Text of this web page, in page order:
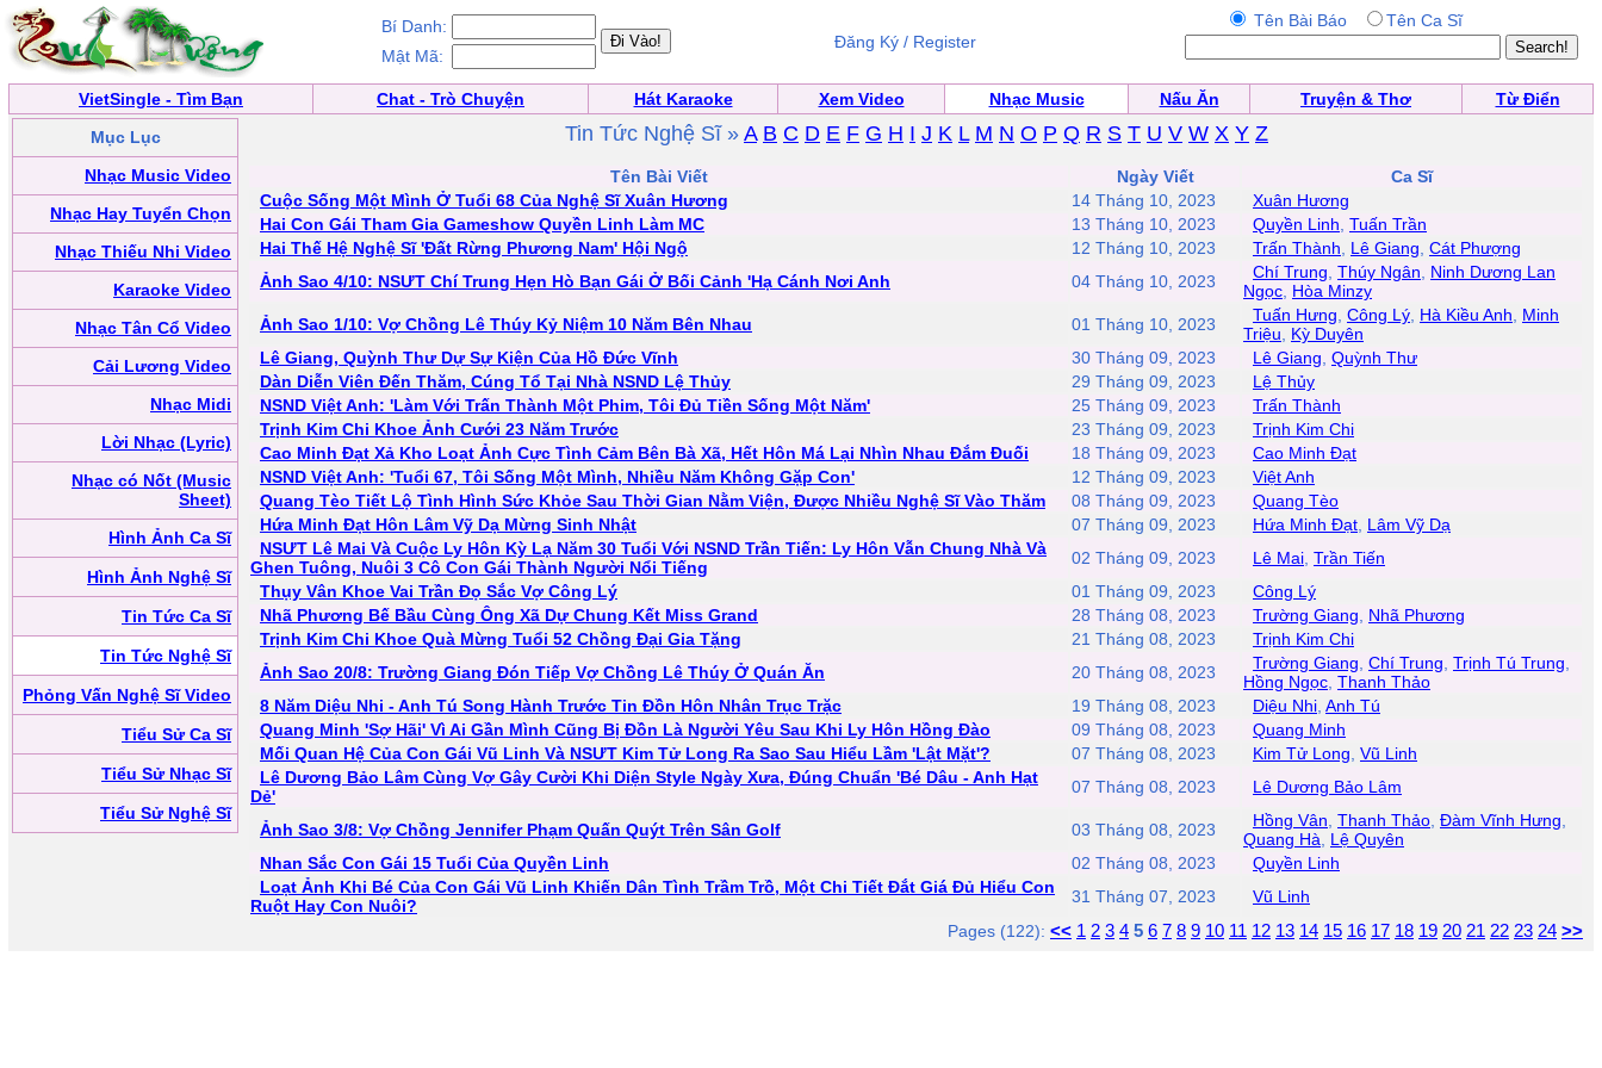
Bí Danh:
Mật Mã:
Đăng Ký / Register
Tên Bài Báo Tên Ca Sĩ
VietSingle - Tìm Bạn Chat - Trò Chuyện Hát Karaoke Xem Video Nhạc Music Nấu Ăn Truyện & Thơ
Từ Điển
Mục Lục
Nhạc Music Video
Nhạc Hay Tuyển Chọn
Nhạc Thiếu Nhi Video
Karaoke Video
Nhạc Tân Cổ Video
Cải Lương Video
Nhạc Midi
Lời Nhạc (Lyric)
Nhạc có Nốt (Music
Sheet)
Hình Ảnh Ca Sĩ
Hình Ảnh Nghệ Sĩ
Tin Tức Ca Sĩ
Tin Tức Nghệ Sĩ
Phỏng Vấn Nghệ Sĩ Video
Tiểu Sử Ca Sĩ
Tiểu Sử Nhạc Sĩ
Tiểu Sử Nghệ Sĩ
Tin Tức Nghệ Sĩ » A B C D E F G H I J K L M N O P Q R S T U V W X Y Z
Tên Bài Viết Ngày Viết
Ca Sĩ
Cuộc Sống Một Mình Ở Tuổi 68 Của Nghệ Sĩ Xuân Hương
14 Tháng 10, 2023
Xuân Hương
Hai Con Gái Tham Gia Gameshow Quyền Linh Làm MC
13 Tháng 10, 2023 Quyền Linh Tuấn Trần
Hai Thế Hệ Nghệ Sĩ 'Đất Rừng Phương Nam' Hội Ngộ
12 Tháng 10, 2023 Trấn Thành Lê Giang Cát Phượng
Ảnh Sao 4/10: NSƯT Chí Trung Hẹn Hò Bạn Gái Ở Bối Cảnh 'Hạ Cánh Nơi Anh
04 Tháng 10, 2023 Chí Trung Thúy Ngân
Ninh Dương Lan
Ngọc Hòa Minzy
Ảnh Sao 1/10: Vợ Chồng Lê Thúy Kỷ Niệm 10 Năm Bên Nhau
01 Tháng 10, 2023 Tuấn Hưng Công Lý Hà Kiều Anh
Minh
Triệu
Kỳ Duyên
Lê Giang, Quỳnh Thư Dự Sự Kiện Của Hồ Đức Vĩnh
30 Tháng 09, 2023 Lê Giang Quỳnh Thư
Dàn Diễn Viên Đến Thăm, Cúng Tổ Tại Nhà NSND Lệ Thủy
29 Tháng 09, 2023
Lệ Thủy
NSND Việt Anh: 'Làm Với Trấn Thành Một Phim, Tôi Đủ Tiền Sống Một Năm'
25 Tháng 09, 2023
Trấn Thành
Trịnh Kim Chi Khoe Ảnh Cưới 23 Năm Trước
23 Tháng 09, 2023
Trịnh Kim Chi
Cao Minh Đạt Xả Kho Loạt Ảnh Cực Tình Cảm Bên Bà Xã, Hết Hôn Má Lại Nhìn Nhau Đắm Đuối
18 Tháng 09, 2023
Cao Minh Đạt
NSND Việt Anh: 'Tuổi 67, Tôi Sống Một Mình, Nhiều Năm Không Gặp Con'
12 Tháng 09, 2023
Việt Anh
Quang Tèo Tiết Lộ Tình Hình Sức Khỏe Sau Thời Gian Nằm Viện, Được Nhiều Nghệ Sĩ Vào Thăm
08 Tháng 09, 2023
Quang Tèo
Hứa Minh Đạt Hôn Lâm Vỹ Dạ Mừng Sinh Nhật
07 Tháng 09, 2023 Hứa Minh Đạt Lâm Vỹ Dạ
NSƯT Lê Mai Và Cuộc Ly Hôn Kỳ Lạ Năm 30 Tuổi Với NSND Trần Tiến: Ly Hôn Vẫn Chung Nhà Và
Ghen Tuông, Nuôi 3 Cô Con Gái Thành Người Nổi Tiếng
02 Tháng 09, 2023 Lê Mai Trần Tiến
Thụy Vân Khoe Vai Trần Đọ Sắc Vợ Công Lý
01 Tháng 09, 2023
Công Lý
Nhã Phương Bế Bầu Cùng Ông Xã Dự Chung Kết Miss Grand
28 Tháng 08, 2023 Trường Giang
Nhã Phương
Trịnh Kim Chi Khoe Quà Mừng Tuổi 52 Chồng Đại Gia Tặng
21 Tháng 08, 2023
Trịnh Kim Chi
Ảnh Sao 20/8: Trường Giang Đón Tiếp Vợ Chồng Lê Thúy Ở Quán Ăn
20 Tháng 08, 2023 Trường Giang Chí Trung Trịnh Tú Trung
Hồng Ngọc Thanh Thảo
8 Năm Diệu Nhi - Anh Tú Song Hành Trước Tin Đồn Hôn Nhân Trục Trặc
19 Tháng 08, 2023 Diệu Nhi Anh Tú
Quang Minh 'Sợ Hãi' Vì Ai Gần Mình Cũng Bị Đồn Là Người Yêu Sau Khi Ly Hôn Hồng Đào
09 Tháng 08, 2023
Quang Minh
Mối Quan Hệ Của Con Gái Vũ Linh Và NSƯT Kim Tử Long Ra Sao Sau Hiểu Lầm 'Lật Mặt'?
07 Tháng 08, 2023 Kim Tử Long Vũ Linh
Lê Dương Bảo Lâm Cùng Vợ Gây Cười Khi Diện Style Ngày Xưa, Đúng Chuẩn 'Bé Dâu - Anh Hạt
Dẻ'
07 Tháng 08, 2023 Lê Dương Bảo Lâm
Ảnh Sao 3/8: Vợ Chồng Jennifer Phạm Quấn Quýt Trên Sân Golf 03 Tháng 08, 2023 Hồng Vân Thanh Thảo Đàm Vĩnh Hưng
Quang Hà
Lệ Quyên
Nhan Sắc Con Gái 15 Tuổi Của Quyền Linh
02 Tháng 08, 2023
Quyền Linh
Loạt Ảnh Khi Bé Của Con Gái Vũ Linh Khiến Dân Tình Trầm Trồ, Một Chi Tiết Đắt Giá Đủ Hiểu Con
Ruột Hay Con Nuôi?
31 Tháng 07, 2023
Vũ Linh
Pages (122): << 1 2 3 4 5 6 7 8 9 10 11 12 13 14 15 16 17 18 19 20 21 22 23 24 >>